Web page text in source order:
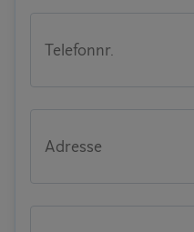
Telefonnr.
Adresse